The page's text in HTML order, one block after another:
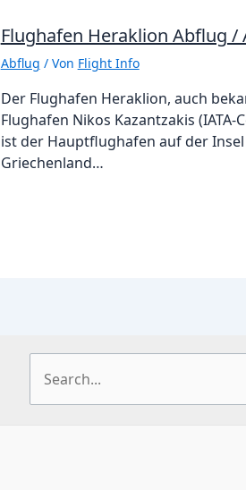
Flughafen Heraklion Abflug /
Abflug / Von Flight Info
Der Flughafen Heraklion, auch
Flughafen Nikos Kazantzakis (IATA-
ist der Hauptflughafen auf der
Griechenland…
nach: